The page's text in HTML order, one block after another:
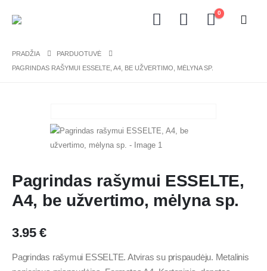
0
PRADŽIA
PARDUOTUVĖ
PAGRINDAS RAŠYMUI ESSELTE, A4, BE UŽVERTIMO, MĖLYNA SP.
Pagrindas rašymui ESSELTE,
A4, be užvertimo, mėlyna sp.
3.95 €
Pagrindas rašymui ESSELTE. Atviras su prispaudėju. Metalinis